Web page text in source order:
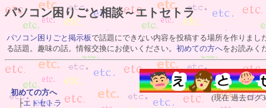
パソコン困りごと相談～エトセトラ
パソコン困りごと掲示板で話題にできない内容を投稿する場所を作りまし
る話題。趣味の話。情報交換にお使いください。 初めての方へをお読みく
(現在 過去ログ
初めての方へ
├エトセトラ